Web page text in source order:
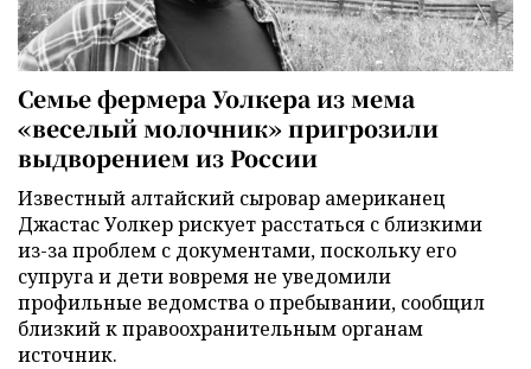
Семье фермера Уолкера из мема
«веселый молочник» пригрозили
выдворением из России
Известный алтайский сыровар американец
Джастас Уолкер рискует расстаться с близкими
из-за проблем с документами, поскольку его
супруга и дети вовремя не уведомили
профильные ведомства о пребывании, сообщил
близкий к правоохранительным органам
источник.